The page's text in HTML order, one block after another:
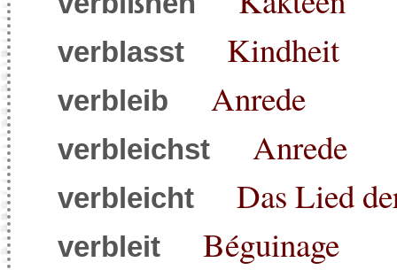
verblasst Kindheit
verbleib Anrede
verbleichst Anrede
verbleicht Das Lied
verbleit Béguinage